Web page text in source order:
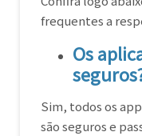
frequentes a
Os
Sim, todos os
são seguros e